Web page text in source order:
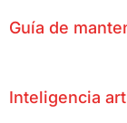
Guía de
Inteligencia